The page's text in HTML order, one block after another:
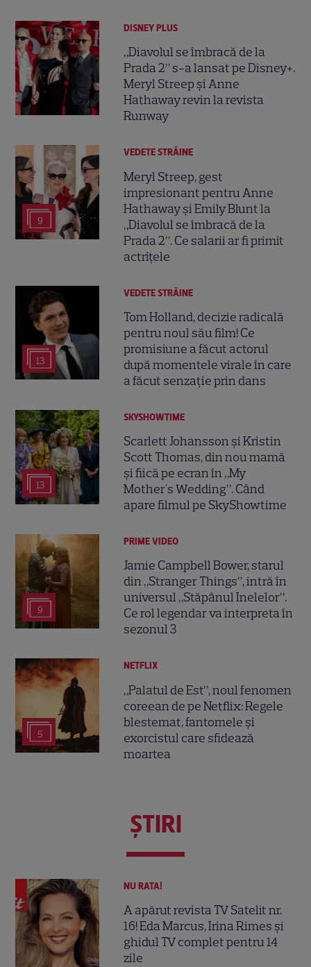
DISNEY PLUS
„Diavolul se îmbracă de la
Prada 2” s-a lansat pe Disney+.
Meryl Streep și Anne
Hathaway revin la revista
Runway
9
VEDETE STRĂINE
Meryl Streep, gest
impresionant pentru Anne
Hathaway și Emily Blunt la
„Diavolul se îmbracă de la
Prada 2”. Ce salarii ar fi primit
actrițele
13
VEDETE STRĂINE
Tom Holland, decizie radicală
pentru noul său film! Ce
promisiune a făcut actorul
după momentele virale în care
a făcut senzație prin dans
13
SKYSHOWTIME
Scarlett Johansson și Kristin
Scott Thomas, din nou mamă
și fiică pe ecran în „My
Mother's Wedding”. Când
apare filmul pe SkyShowtime
9
PRIME VIDEO
Jamie Campbell Bower, starul
din „Stranger Things”, intră în
universul „Stăpânul Inelelor”.
Ce rol legendar va interpreta în
sezonul 3
5
NETFLIX
„Palatul de Est”, noul fenomen
coreean de pe Netflix: Regele
blestemat, fantomele și
exorcistul care sfidează
moartea
ŞTIRI
NU RATA!
A apărut revista TV Satelit nr.
16! Eda Marcus, Irina Rimes și
ghidul TV complet pentru 14
zile